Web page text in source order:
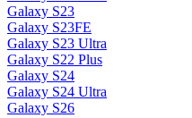
Galaxy S23
Galaxy S23FE
Galaxy S23 Ultra
Galaxy S22 Plus
Galaxy S24
Galaxy S24 Ultra
Galaxy S26